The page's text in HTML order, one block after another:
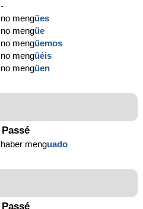
-
no mengües
no mengüe
no mengüemos
no mengüéis
no mengüen
Passé
haber menguado
Passé